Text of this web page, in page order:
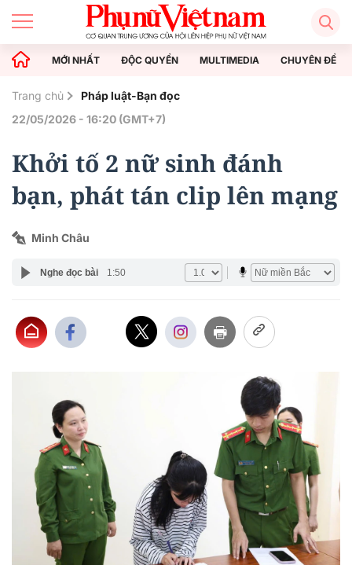
MỚI NHẤT ĐỘC QUYỀN MULTIMEDIA CHUYÊN ĐỀ
Trang chủ
Pháp luật-Bạn đọc
22/05/2026 - 16:20 (GMT+7)
Khởi tố 2 nữ sinh đánh
bạn, phát tán clip lên mạng
Minh Châu
Nghe đọc bài 1:50